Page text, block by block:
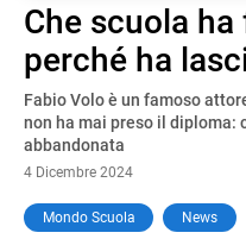
Che scuola
perché ha
Fabio Volo è un famoso
non ha mai preso il diploma:
abbandonata
4 Dicembre 2024
Mondo Scuola News